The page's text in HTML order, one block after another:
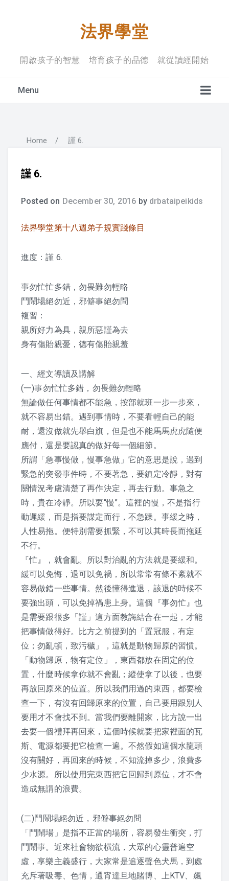
法界學堂
開啟孩子的智慧 培育孩子的品德 就從讀經開始
Menu
學堂宗旨
上課禮儀
2025 課程照片
2024 課程照片
2023 課程照片
2022 上課照片 – 6月後
2022 上課照片 – 6月前
2021 上課照片
2020上課照片
2019 上課照片
2018 上課照片
2017 上課照片
2016 暑期班
2015 上課照片
懷少節
2019 懷少節
2018 懷少節
2017 活動剪影
2016 活動剪影
2015 活動剪影
夏令營
2018 活動照片
2017 夏令營課程表
2017 夏令營活動剪影
Home / 謹 6.
謹 6.
Posted on December 30, 2016 by drbataipeikids
法界學堂第十八週弟子規實踐條目
進度：謹 6.
事勿忙忙多錯，勿畏難勿輕略
鬥鬧場絕勿近，邪僻事絕勿問
複習：
親所好力為具，親所惡謹為去
身有傷貽親憂，德有傷貽親羞
一、經文導讀及講解
(一)事勿忙忙多錯，勿畏難勿輕略
無論做任何事情都不能急，按部就班一步一步來，
就不容易出錯。遇到事情時，不要看輕自己的能
耐，還沒做就先舉白旗，但是也不能馬馬虎虎隨便
應付，還是要認真的做好每一個細節。
所謂「急事慢做，慢事急做」它的意思是說，遇到
緊急的突發事件時，不要著急，要鎮定冷靜，對有
關情況考慮清楚了再作決定，再去行動。事急之
時，貴在冷靜。所以要“慢”。這裡的慢，不是指行
動遲緩，而是指要謀定而行，不急躁。事緩之時，
人性易拖。便特別需要抓緊，不可以其時長而拖延
不行。
『忙』，就會亂。所以對治亂的方法就是要緩和。
緩可以免悔，退可以免禍，所以常常有條不紊就不
容易做錯一些事情。然後懂得進退，該退的時候不
要強出頭，可以免掉禍患上身。這個『事勿忙』也
是需要跟很多「謹」這方面教誨結合在一起，才能
把事情做得好。比方之前提到的「置冠服，有定
位；勿亂頓，致污穢」，這就是動物歸原的習慣。
「動物歸原，物有定位」，東西都放在固定的位
置，什麼時候拿你就不會亂；縱使拿了以後，也要
再放回原來的位置。所以我們用過的東西，都要檢
查一下，有沒有回歸原來的位置，自己要用跟別人
要用才不會找不到。當我們要離開家，比方說一出
去要一個禮拜再回來，這個時候就要把家裡面的瓦
斯、電源都要把它檢查一遍。不然假如這個水龍頭
沒有關好，再回來的時候，不知流掉多少，浪費多
少水源。所以使用完東西把它回歸到原位，才不會
造成無謂的浪費。
(二)鬥鬧場絕勿近，邪僻事絕勿問
「鬥鬧場」是指不正當的場所，容易發生衝突，打
鬥鬧事。近來社會物欲橫流，大眾的心靈普遍空
虛，享樂主義盛行，大家常是追逐聲色犬馬，到處
充斥著吸毒、色情，通宵達旦地賭博、上KTV、飆